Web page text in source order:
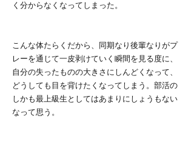
く分からなくなってしまった。
こんな体たらくだから、同期なり後輩なりがプ
レーを通じて一皮剥けていく瞬間を見る度に、
自分の失ったものの大きさにしんどくなって、
どうしても目を背けたくなってしまう。部活の
しかも最上級生としてはあまりにしょうもない
なって思う。